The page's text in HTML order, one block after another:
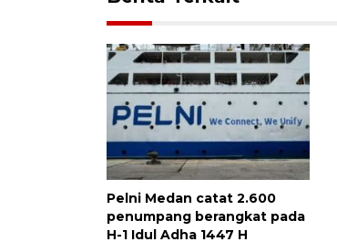
Pelni Medan catat 2.600
penumpang berangkat pada
H-1 Idul Adha 1447 H